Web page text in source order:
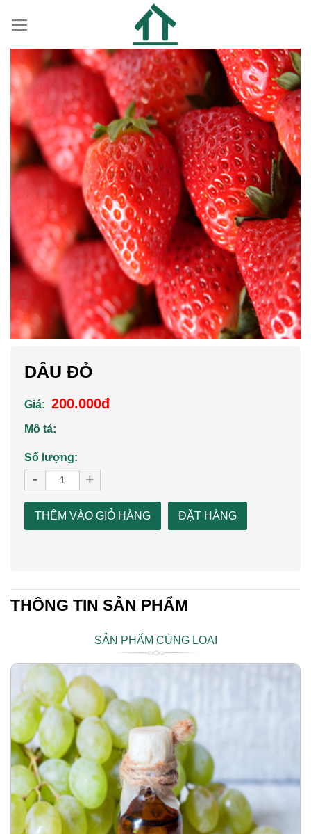
DÂU ĐỎ
Giá: 200.000đ
Mô tả:
Số lượng:
- +
THÊM VÀO GIỎ HÀNG ĐẶT HÀNG
THÔNG TIN SẢN PHẨM
SẢN PHẨM CÙNG LOẠI